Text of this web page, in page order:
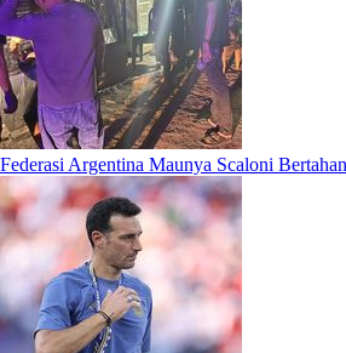
Federasi Argentina Maunya Scaloni